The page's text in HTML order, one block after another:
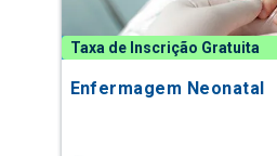
Taxa de Inscrição Gratuita
Enfermagem Neonatal